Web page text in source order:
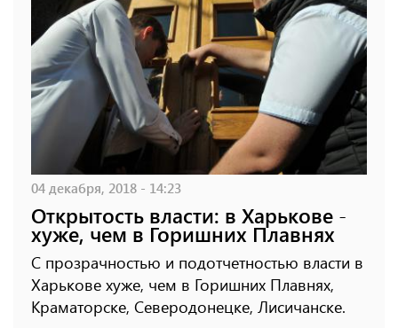
04 декабря, 2018 - 14:23
Открытость власти: в Харькове -
хуже, чем в Горишних Плавнях
С прозрачностью и подотчетностью власти в
Харькове хуже, чем в Горишних Плавнях,
Краматорске, Северодонецке, Лисичанске.